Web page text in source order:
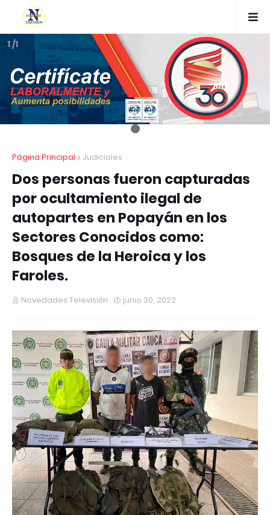
1 /1
Página Principal Judiciales
Dos personas fueron capturadas
por ocultamiento ilegal de
autopartes en Popayán en los
Sectores Conocidos como:
Bosques de la Heroica y los
Faroles.
Novedades Televisión junio 30, 2022